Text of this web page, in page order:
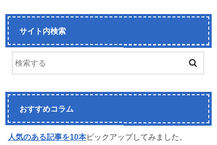
サイト内検索
おすすめコラム
人気のある記事を10本ピックアップしてみました。